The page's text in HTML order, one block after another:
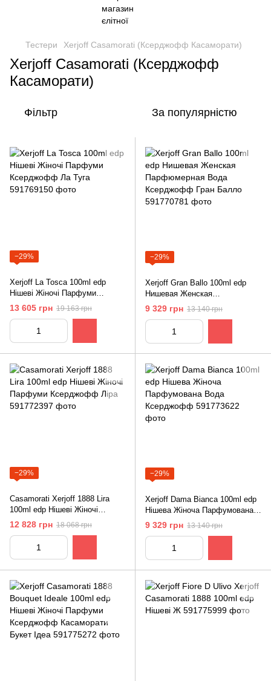
Тестери Xerjoff Casamorati (Ксерджофф Касаморати)
Xerjoff Casamorati (Ксерджофф
Касаморати)
Фільтр За популярністю
−29%
Xerjoff La Tosca 100ml edp
Нішеві Жіночі Парфуми
Ксерджофф Ла Туга
13 605 грн 19 163 грн
−29%
Xerjoff Gran Ballo 100ml edp
Нишевая Женская
Парфюмерная Вода
Ксерджофф Гран Балло
9 329 грн 13 140 грн
−29%
Casamorati Xerjoff 1888 Lira
100ml edp Нішеві Жіночі
Парфуми Ксерджофф Ліра
12 828 грн 18 068 грн
−29%
Xerjoff Dama Bianca 100ml edp
Нішева Жіноча Парфумована
Вода Ксерджофф
9 329 грн 13 140 грн